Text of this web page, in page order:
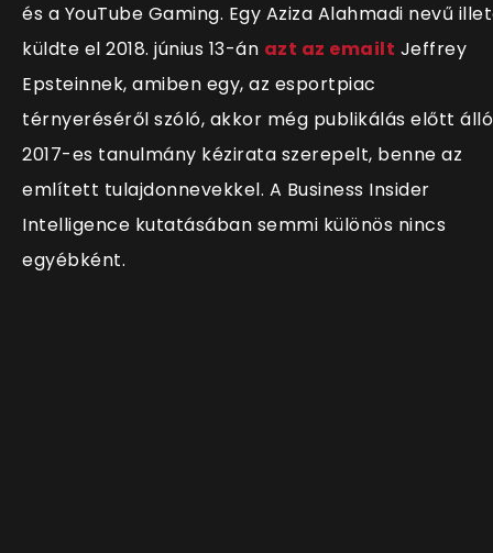
és a YouTube Gaming. Egy Aziza Alahmadi nevű
küldte el 2018. június 13-án azt az emailt Jeffrey
Epsteinnek, amiben egy, az esportpiac
térnyeréséről szóló, akkor még publikálás előtt álló
2017-es tanulmány kézirata szerepelt, benne az
említett tulajdonnevekkel. A Business Insider
Intelligence kutatásában semmi különös nincs
egyébként.